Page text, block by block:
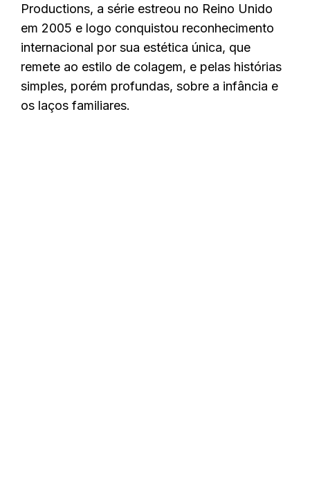
Productions, a série estreou no Reino Unido
em 2005 e logo conquistou reconhecimento
internacional por sua estética única, que
remete ao estilo de colagem, e pelas histórias
simples, porém profundas, sobre a infância e
os laços familiares.